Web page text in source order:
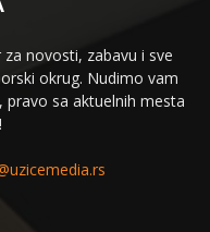
novosti, zabavu i sve
okrug. Nudimo vam
sa aktuelnih mesta